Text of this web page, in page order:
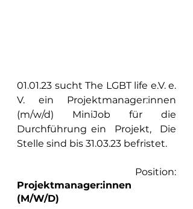
01.01.23 sucht The LGBT life e.V. e.
V. ein Projektmanager:innen
(m/w/d) MiniJob für die
Durchführung ein  Projekt,  Die
Stelle sind bis 31.03.23 befristet.
Position:
Projektmanager:innen
(M/W/D)